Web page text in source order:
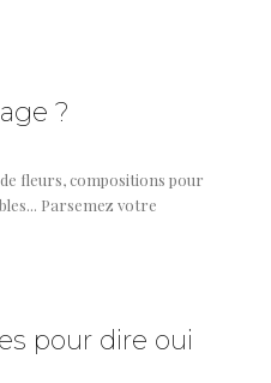
?
fleurs, compositions pour
Parsemez votre
pour dire oui